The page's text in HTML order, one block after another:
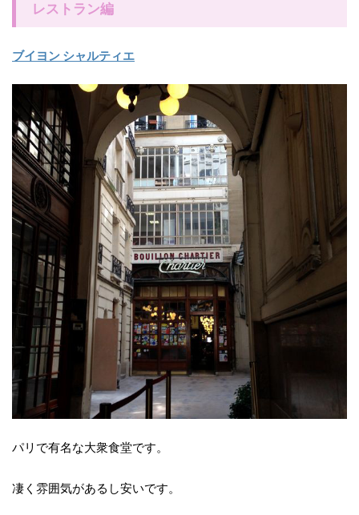
レストラン編
ブイヨン シャルティエ
パリで有名な大衆食堂です。
凄く雰囲気があるし安いです。